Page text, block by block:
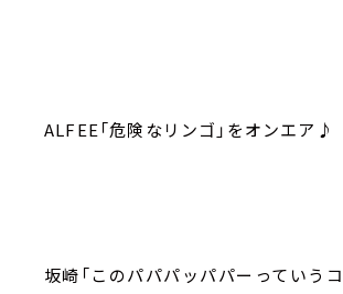
ALFEE 「危険なリンゴ」 をオンエア♪
坂崎「このパパパッパパーっていう